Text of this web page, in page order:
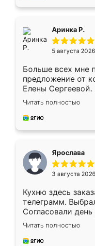
Аринка Р.
5 августа 2026
Больше всех мне
предложение от
Елены
короткие сроки
для замера
предложил по
Читать полностью
Ярослава
3 августа 2026
Кухню здесь
телеграмм.
Согласовали
недели кухня
довольны
мебель за
Читать полностью